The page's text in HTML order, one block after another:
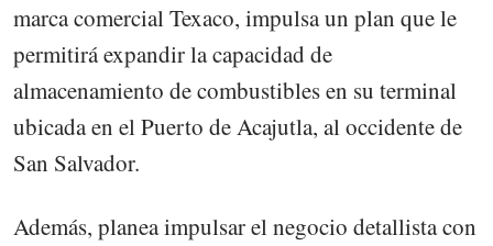
marca comercial Texaco, impulsa un plan que le
permitirá expandir la capacidad de
almacenamiento de combustibles en su terminal
ubicada en el Puerto de Acajutla, al occidente de
San Salvador.
Además, planea impulsar el negocio detallista con